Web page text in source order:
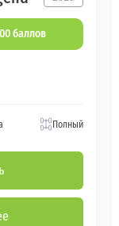
баллов
Полный